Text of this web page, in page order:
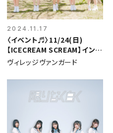
2024.11.17
〈イベント♬〉11/24(日)
【ICECREAM SCREAM】インス
トアイベント
ヴィレッジヴァンガード